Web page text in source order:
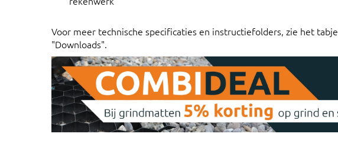
Voor meer technische specificaties en instructiefolders, zie het tabje
"Downloads".